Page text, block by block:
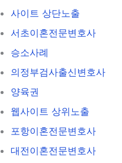
사이트 상단노출
서초이혼전문변호사
승소사례
의정부검사출신변호사
양육권
웹사이트 상위노출
포항이혼전문변호사
대전이혼전문변호사